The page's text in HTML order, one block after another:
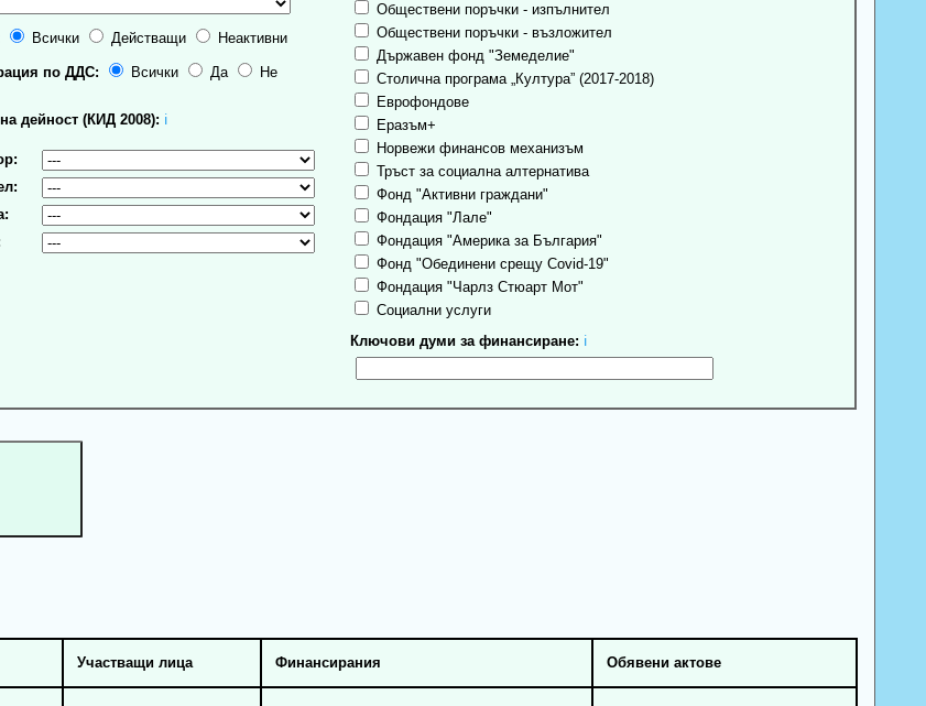
Всички Действащи Неактивни
по ДДС: Всички Да Не
дейност (КИД 2008): ℹ
Обществени поръчки - изпълнител
Обществени поръчки - възложител
Държавен фонд "Земеделие"
Столична програма „Култура” (2017-2018)
Еврофондове
Еразъм+
Норвежи финансов механизъм
Тръст за социална алтернатива
Фонд "Активни граждани"
Фондация "Лале"
Фондация "Америка за България"
Фонд "Обединени срещу Covid-19"
Фондация "Чарлз Стюарт Мот"
Социални услуги
Ключови думи за финансиране: ℹ
Участващи лица Финансирания Обявени актове